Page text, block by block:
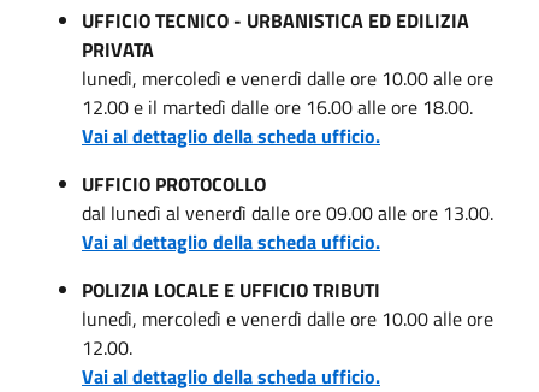
UFFICIO TECNICO - URBANISTICA ED EDILIZIA
PRIVATA
lunedì, mercoledì e venerdì dalle ore 10.00 alle ore
12.00 e il martedì dalle ore 16.00 alle ore 18.00.
Vai al dettaglio della scheda ufficio.
UFFICIO PROTOCOLLO
dal lunedì al venerdì dalle ore 09.00 alle ore 13.00.
Vai al dettaglio della scheda ufficio.
POLIZIA LOCALE E UFFICIO TRIBUTI
lunedì, mercoledì e venerdì dalle ore 10.00 alle ore
12.00.
Vai al dettaglio della scheda ufficio.